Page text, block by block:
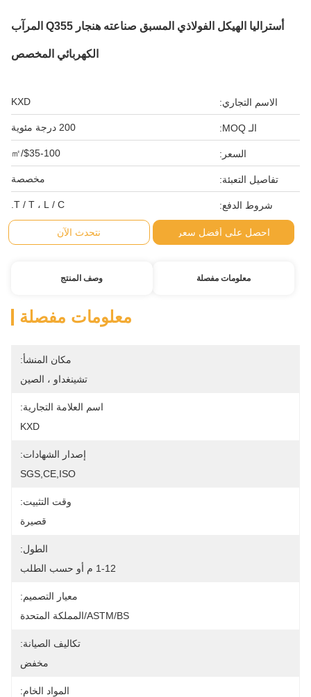
أستراليا الهيكل الفولاذي المسبق صناعته هنجار Q355 المرآب
الكهربائي المخصص
الاسم التجاري: KXD
الـ MOQ: 200 درجة مئوية
السعر: $35-100/㎡
تفاصيل التعبئة: مخصصة
شروط الدفع: T / T ، L / C.
احصل على أفضل سعر نتحدث الآن
معلومات مفصلة وصف المنتج
معلومات مفصلة
مكان المنشأ:
تشينغداو ، الصين
اسم العلامة التجارية:
KXD
إصدار الشهادات:
SGS,CE,ISO
وقت التثبيت:
قصيرة
الطول:
1-12 م أو حسب الطلب
معيار التصميم:
ASTM/BS/المملكة المتحدة
تكاليف الصيانة:
مخفض
المواد الخام: